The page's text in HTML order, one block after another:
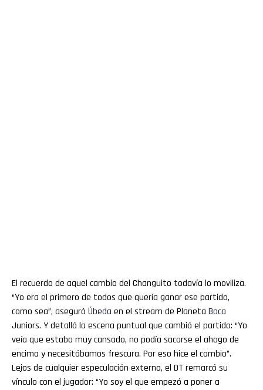
El recuerdo de aquel cambio del Changuito todavía lo moviliza.
“Yo era el primero de todos que quería ganar ese partido,
como sea”, aseguró Úbeda en el stream de Planeta Boca
Juniors. Y detalló la escena puntual que cambió el partido: “Yo
veía que estaba muy cansado, no podía sacarse el ahogo de
encima y necesitábamos frescura. Por eso hice el cambio”.
Lejos de cualquier especulación externa, el DT remarcó su
vínculo con el jugador: “Yo soy el que empezó a poner a